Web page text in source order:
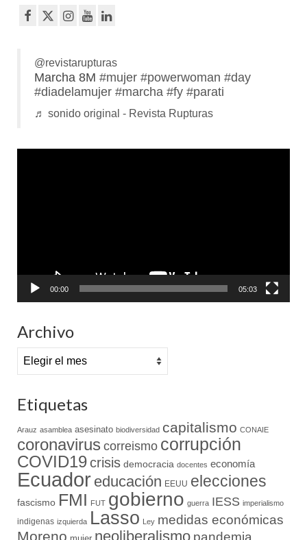
@revistarupturas
Marcha 8M #mujer #powerwoman #day
#diadelamujer #marcha #fy #parati
♬ sonido original - Revista Rupturas
00:00 05:03
Archivo
Archivo
Etiquetas
Arauz asamblea asesinato biodiversidad capitalismo CONAIE
coronavirus correismo corrupción
COVID19crisis democracia docentes economía
Ecuador educación EEUU elecciones
fascismo FMI FUT gobierno guerra IESS imperialismo
indigenas izquierda Lasso Ley medidas económicas
Moreno neoliberalismo pandemia